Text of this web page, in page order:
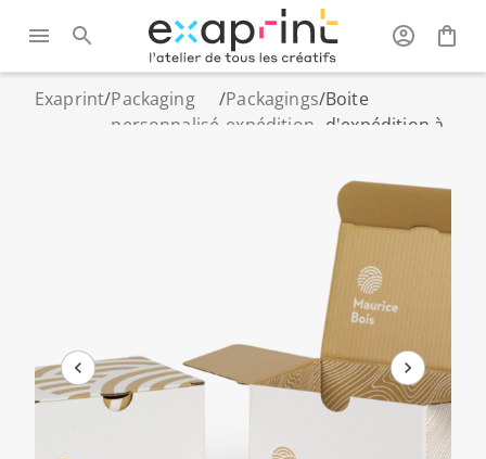
Exaprint/Packaging
personnalisé
/Packagings
expédition
/Boite
d'expédition à
automatique